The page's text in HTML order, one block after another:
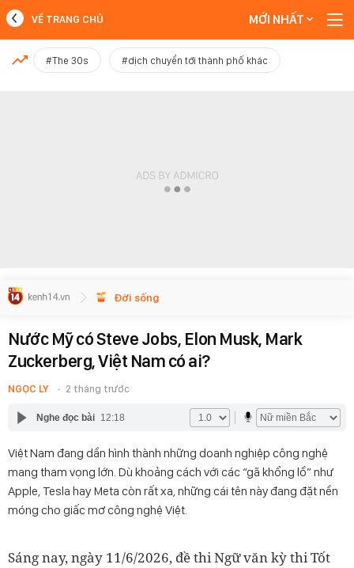
MỚI NHẤT
VỀ TRANG CHỦ MỚI NHẤT
#The 30s #dịch chuyển tới thành phố khác
Đời sống
Nước Mỹ có Steve Jobs, Elon Musk, Mark
Zuckerberg, Việt Nam có ai?
NGỌC LY 2 tháng trước
Nghe đọc bài 12:18
Việt Nam đang dần hình thành những doanh nghiệp công nghệ
mang tham vọng lớn. Dù khoảng cách với các “gã khổng lồ” như
Apple, Tesla hay Meta còn rất xa, những cái tên này đang đặt nền
móng cho giấc mơ công nghệ Việt.
Sáng nay, ngày 11/6/2026, đề thi Ngữ văn kỳ thi Tốt